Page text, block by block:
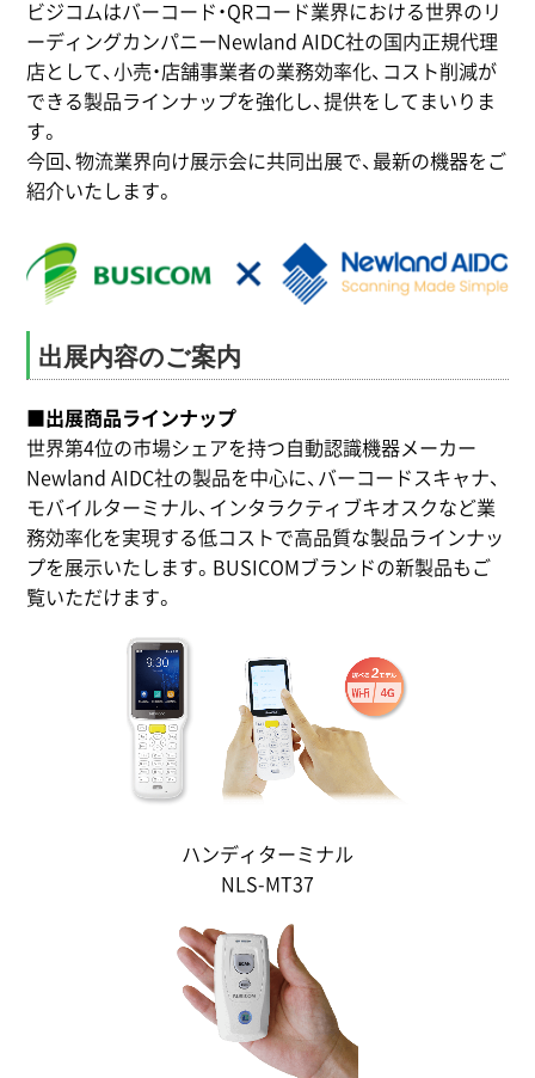
ビジコムはバーコード・QRコード業界における世界のリ
ーディングカンパニーNewland AIDC社の国内正規代理
店として、小売・店舗事業者の業務効率化、コスト削減が
できる製品ラインナップを強化し、提供をしてまいりま
す。
今回、物流業界向け展示会に共同出展で、最新の機器をご
紹介いたします。
出展内容のご案内
■出展商品ラインナップ
世界第4位の市場シェアを持つ自動認識機器メーカー
Newland AIDC社の製品を中心に、バーコードスキャナ、
モバイルターミナル、インタラクティブキオスクなど業
務効率化を実現する低コストで高品質な製品ラインナッ
プを展示いたします。BUSICOMブランドの新製品もご
覧いただけます。
ハンディターミナル
NLS-MT37